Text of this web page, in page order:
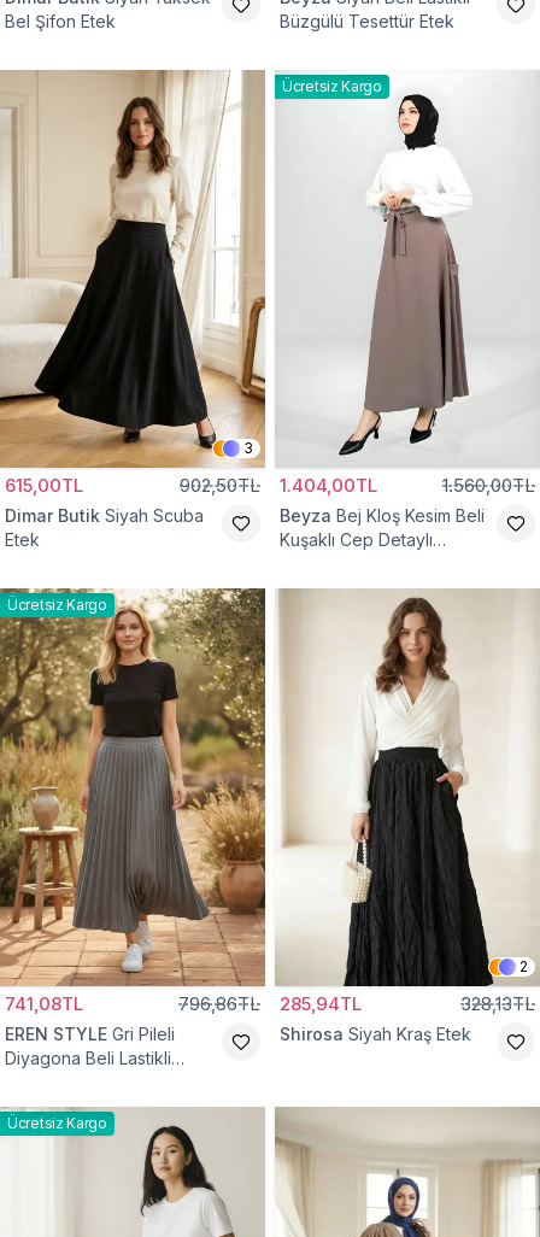
Bel Şifon Etek
Büzgülü Tesettür Etek
3
615,00TL 902,50TL
Dimar Butik Siyah Scuba
Etek
Ücretsiz Kargo
1.404,00TL 1.560,00TL
Beyza Bej Kloş Kesim Beli
Kuşaklı Cep Detaylı
Ücretsiz Kargo
741,08TL 796,86TL
EREN STYLE Gri Pileli
Diyagona Beli Lastikli
2
285,94TL 328,13TL
Shirosa Siyah Kraş Etek
Ücretsiz Kargo